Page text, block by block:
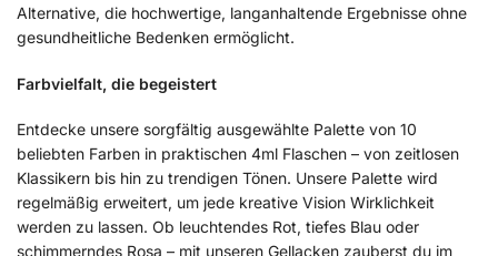
Alternative, die hochwertige, langanhaltende Ergebnisse ohne
gesundheitliche Bedenken ermöglicht.
Farbvielfalt, die begeistert
Entdecke unsere sorgfältig ausgewählte Palette von 10
beliebten Farben in praktischen 4ml Flaschen – von zeitlosen
Klassikern bis hin zu trendigen Tönen. Unsere Palette wird
regelmäßig erweitert, um jede kreative Vision Wirklichkeit
werden zu lassen. Ob leuchtendes Rot, tiefes Blau oder
schimmerndes Rosa – mit unseren Gellacken zauberst du im